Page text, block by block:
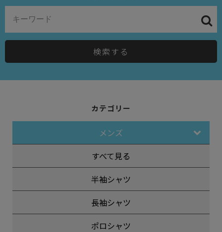
検索する
カテゴリー
メンズ
すべて見る
半袖シャツ
長袖シャツ
ポロシャツ